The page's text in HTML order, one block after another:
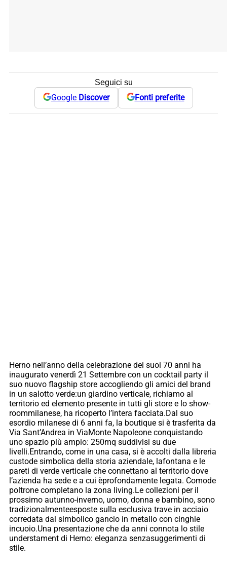
Seguici su
Google Discover Fonti preferite
Herno nell’anno della celebrazione dei suoi 70 anni ha
inaugurato venerdì 21 Settembre con un cocktail party il
suo nuovo flagship store accogliendo gli amici del brand
in un salotto verde:un giardino verticale, richiamo al
territorio ed elemento presente in tutti gli store e lo show-
roommilanese, ha ricoperto l’intera facciata.Dal suo
esordio milanese di 6 anni fa, la boutique si è trasferita da
Via Sant’Andrea in ViaMonte Napoleone conquistando
uno spazio più ampio: 250mq suddivisi su due
livelli.Entrando, come in una casa, si è accolti dalla libreria
custode simbolica della storia aziendale, lafontana e le
pareti di verde verticale che connettano al territorio dove
l’azienda ha sede e a cui èprofondamente legata. Comode
poltrone completano la zona living.Le collezioni per il
prossimo autunno-inverno, uomo, donna e bambino, sono
tradizionalmenteesposte sulla esclusiva trave in acciaio
corredata dal simbolico gancio in metallo con cinghie
incuoio.Una presentazione che da anni connota lo stile
understament di Herno: eleganza senzasuggerimenti di
stile.